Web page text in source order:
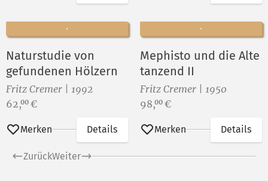
Naturstudie von
gefundenen Hölzern
Fritz Cremer | 1992
Preis:
62,00 €
Merken Details
Mephisto und die Alte
tanzend II
Fritz Cremer | 1950
Preis:
98,00 €
Merken Details
ZurückWeiter